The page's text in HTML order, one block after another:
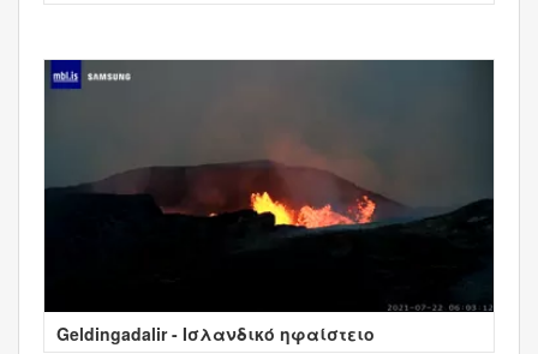
Geldingadalir - Ισλανδικό ηφαίστειο